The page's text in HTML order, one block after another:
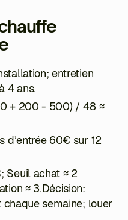
entretien
4 ans.
+ 200 - 500) / 48≈
d’entrée 60€ sur 12
Seuil achat ≈ 2
≈ 3.Décision:
semaine; louer